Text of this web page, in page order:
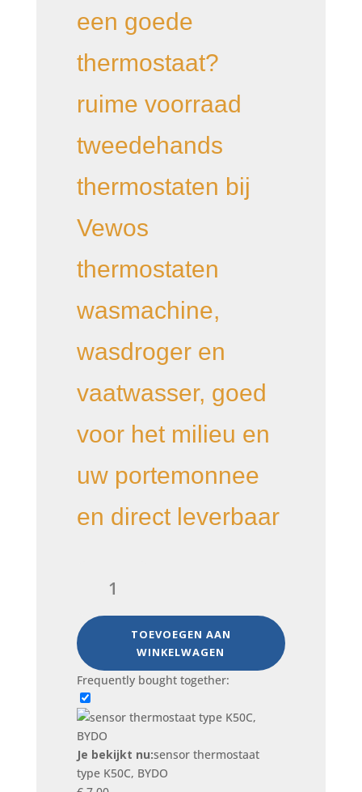
een goede
thermostaat?
ruime voorraad
tweedehands
thermostaten bij
Vewos
thermostaten
wasmachine,
wasdroger en
vaatwasser, goed
voor het milieu en
uw portemonnee
en direct leverbaar
thermostaat
K50C,
BYDO
aantal
TOEVOEGEN AAN
WINKELWAGEN
Frequently bought together:
Je bekijkt nu:sensor thermostaat
type K50C, BYDO